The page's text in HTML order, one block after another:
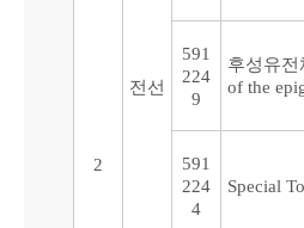
2
전선
591
224
9
후성유전
of the
591
224
4
Special